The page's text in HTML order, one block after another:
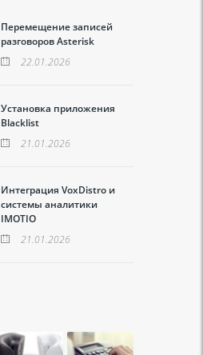
Перемещение записей
разговоров Asterisk
22.01.2026
Установка приложения
Blacklist
21.01.2026
Интеграция VoxDistro и
системы аналитики
IMOTIO
21.01.2026